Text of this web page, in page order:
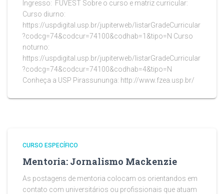
Ingresso: FUVEST Sobre o curso e matriz curricular:
Curso diurno:
https://uspdigital.usp.br/jupiterweb/listarGradeCurricular
?codcg=74&codcur=74100&codhab=1&tipo=N Curso
noturno:
https://uspdigital.usp.br/jupiterweb/listarGradeCurricular
?codcg=74&codcur=74100&codhab=4&tipo=N
Conheça a USP Pirassununga: http://www.fzea.usp.br/
CURSO ESPECÍFICO
Mentoria: Jornalismo Mackenzie
As postagens de mentoria colocam os orientandos em
contato com universitários ou profissionais que atuam